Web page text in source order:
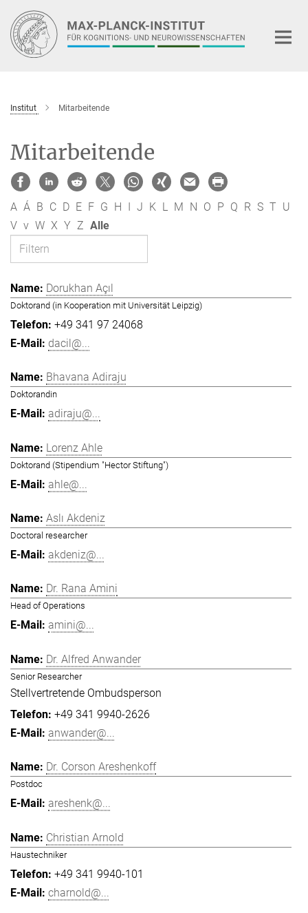
Hauptinhalt
Institut Mitarbeitende
Mitarbeitende
A Á B C D E F G H J K L M N O P Q R S T U
V v W X Y Z Alle
Dorukhan Açıl
Doktorand (in Kooperation mit Universität Leipzig)
+49 341 97 24068
dacil@...
Bhavana Adiraju
Doktorandin
adiraju@...
Lorenz Ahle
Doktorand (Stipendium "Hector Stiftung")
ahle@...
Aslı Akdeniz
Doctoral researcher
akdeniz@...
Dr. Rana Amini
Head of Operations
amini@...
Dr. Alfred Anwander
Senior Researcher
Stellvertretende Ombudsperson
+49 341 9940-2626
anwander@...
Dr. Corson Areshenkoff
Postdoc
areshenk@...
Christian Arnold
Haustechniker
+49 341 9940-101
charnold@...